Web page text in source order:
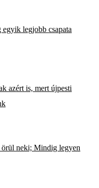
legjobb csapata
azért is, mert újpesti
neki; Mindig legyen